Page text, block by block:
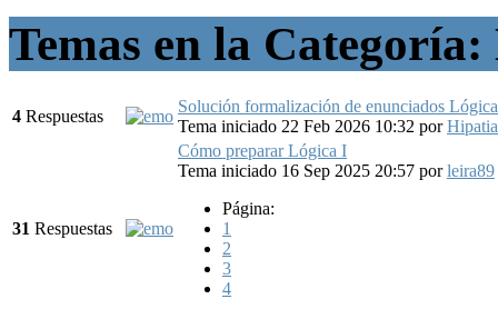
Temas en la
4 Respuestas
Solución formalización de enunciados
Tema iniciado 22 Feb 2026 10:32 por
31 Respuestas
Cómo preparar Lógica I
Tema iniciado 16 Sep 2025 20:57 porleira89
Página:
1
2
3
4